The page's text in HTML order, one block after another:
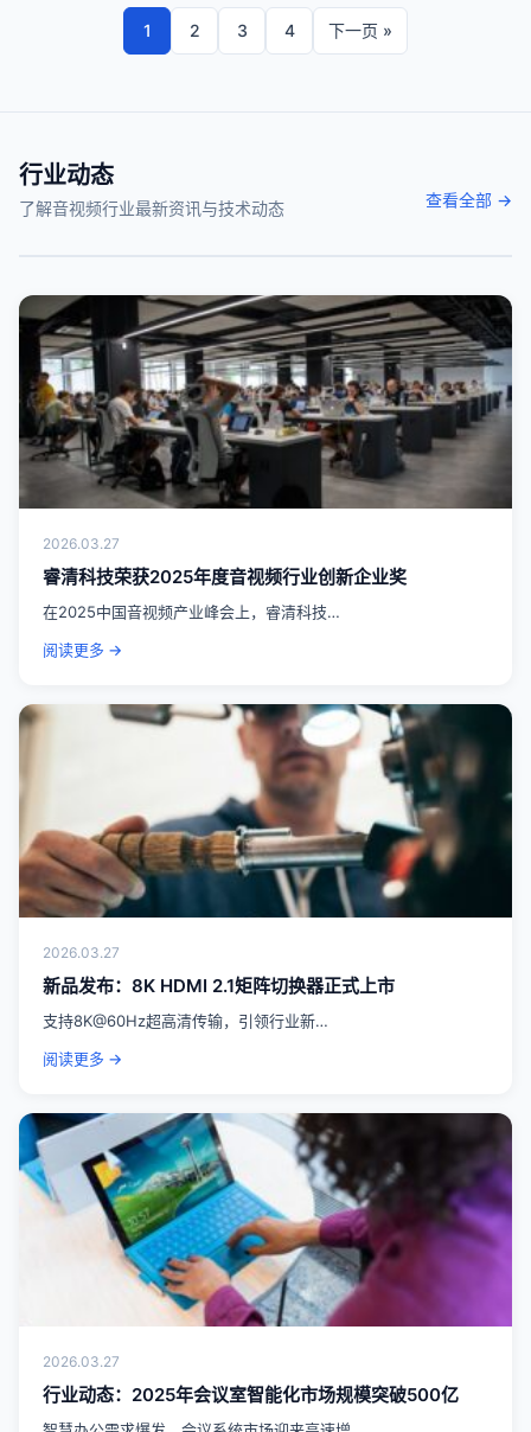
1 2 3 4 下一页 »
行业动态
了解音视频行业最新资讯与技术动态 查看全部 →
2026.03.27
睿清科技荣获2025年度音视频行业创新企业奖
在2025中国音视频产业峰会上，睿清科技…
阅读更多 →
2026.03.27
新品发布：8K HDMI 2.1矩阵切换器正式上市
支持8K@60Hz超高清传输，引领行业新…
阅读更多 →
2026.03.27
行业动态：2025年会议室智能化市场规模突破500亿